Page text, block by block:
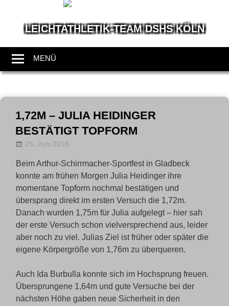
LEICHTATHLETIK-TEAM DSHS KÖLN
leben
Leichtathletik
MENÜ
Zum
Inhalt1,72M – JULIA HEIDINGER
BESTÄTIGT TOPFORM
26. Juni 2016
Beim Arthur-Schirrmacher-Sportfest in Gladbeck
konnte am frühen Morgen Julia Heidinger ihre
momentane Topform nochmal bestätigen und
übersprang direkt im ersten Versuch die 1,72m.
Danach wurden 1,75m für Julia aufgelegt – hier sah
der erste Versuch schon vielversprechend aus, leider
aber noch zu viel. Julias Ziel ist früher oder später die
eigene Körpergröße von 1,76m zu überqueren.
Auch Ida Burbulla konnte sich im Hochsprung freuen.
Übersprungene 1,64m und gute Versuche bei der
nächsten Höhe gaben neue Sicherheit in den